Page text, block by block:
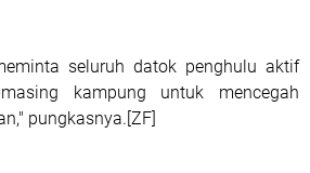
seluruh datok penghulu aktif
kampung untuk mencegah
pungkasnya.[ZF]